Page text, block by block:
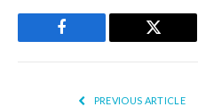
Facebook Twitter
PREVIOUS ARTICLE